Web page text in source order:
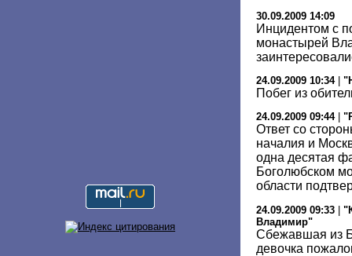
30.09.2009 14:09
Инцидентом с
монастырей
24.09.2009 10:34|
Побег из
24.09.2009 09:44|
Ответ со
началия и
одна десятая
Боголюбском
области
24.09.2009 09:33 |
Владимир"
Сбежавшая из
девочка